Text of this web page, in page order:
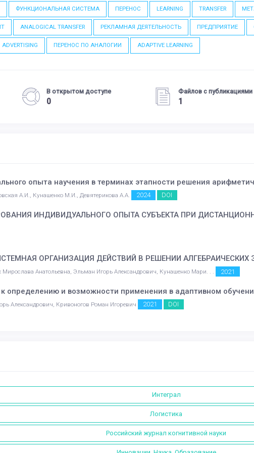
ФУНКЦИОНАЛЬНАЯ СИСТЕМА ПЕРЕНОС LEARNING TRANSFER
ANALOGICAL TRANSFER РЕКЛАМНАЯ ДЕЯТЕЛЬНОСТЬ ПРЕДПРИЯТИЕ
ADVERTISING ПЕРЕНОС ПО АНАЛОГИИ ADAPTIVE LEARNING
В открытом доступе
0
Файлов с публикациями
1
опыта научения в терминах этапности решения
А.И., Кунашенко М.И., Девятерикова А.А. 2024 DOI
ИНДИВИДУАЛЬНОГО ОПЫТА СУБЪЕКТА ПРИ
ОРГАНИЗАЦИЯ ДЕЙСТВИЙ В РЕШЕНИИ АЛГЕБРАИЧЕСКИХ
Анатольевна, Эльман Игорь Александрович, Кунашенко Мари. . . 2021
определению и возможности применения в адаптивном
Александрович, Кривоногов Роман Игоревич 2021 DOI
Интеграл
Логистика
Российский журнал когнитивной науки